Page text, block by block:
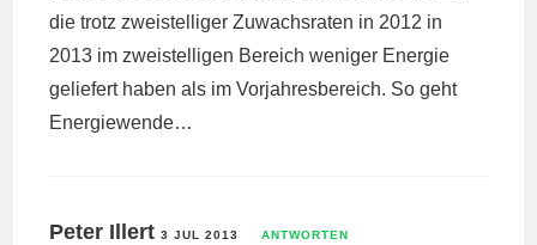
die trotz zweistelliger Zuwachsraten in 2012 in
2013 im zweistelligen Bereich weniger Energie
geliefert haben als im Vorjahresbereich. So geht
Energiewende…
Peter Illert3 JUL 2013 ANTWORTEN